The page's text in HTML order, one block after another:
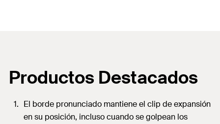
Productos Destacados
El borde pronunciado mantiene el clip de expansión
en su posición, incluso cuando se golpean los